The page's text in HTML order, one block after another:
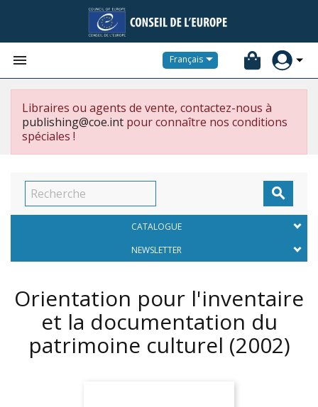
 Français
Libraires ou agents de vente, contactez-nous à
publishing@coe.int pour connaître nos conditions
spéciales !

CATALOGUE
NEWSLETTER
Orientation pour l'inventaire
et la documentation du
patrimoine culturel (2002)